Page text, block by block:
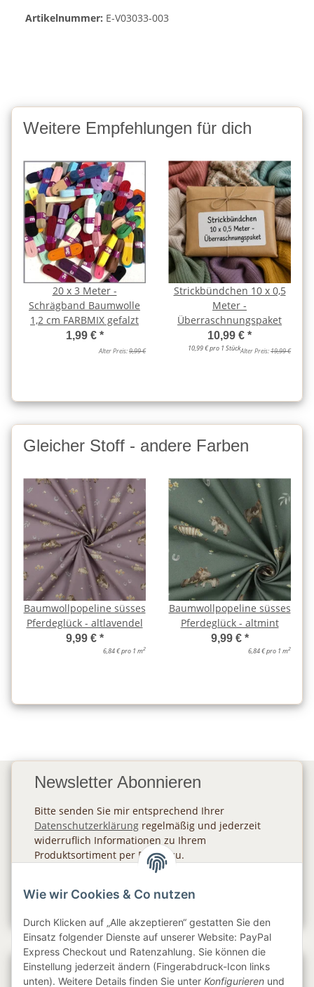
Artikelnummer: E-V03033-003
Weitere Empfehlungen für dich
20 x 3 Meter -
Schrägband Baumwolle
1,2 cm FARBMIX gefalzt
1,99 € *
Alter Preis:9,99 €
Strickbündchen 10 x 0,5
Meter -
Überraschnungspaket
10,99 € *
10,99 € pro 1 StückAlter Preis:19,99 €
Gleicher Stoff - andere Farben
Baumwollpopeline süsses
Pferdeglück - altlavendel
9,99 € *
6,84 € pro 1 m2
Baumwollpopeline süsses
Pferdeglück - altmint
9,99 € *
6,84 € pro 1 m2
Newsletter Abonnieren
Bitte senden Sie mir entsprechend Ihrer
Datenschutzerklärung regelmäßig und jederzeit
widerruflich Informationen zu Ihrem
Produktsortiment per E-Mail zu.
Gesetzliche Informationen
Wie wir Cookies & Co nutzen
Durch Klicken auf „Alle akzeptieren“ gestatten Sie den
Einsatz folgender Dienste auf unserer Website: PayPal
Express Checkout und Ratenzahlung. Sie können die
Einstellung jederzeit ändern (Fingerabdruck-Icon links
unten). Weitere Details finden Sie unter Konfigurieren und